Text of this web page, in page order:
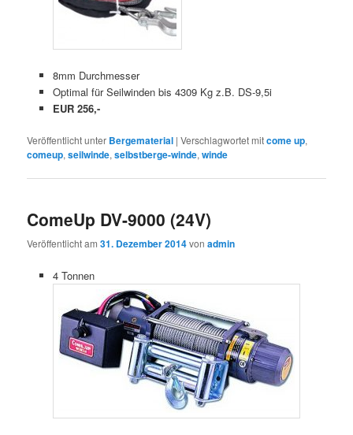
8mm Durchmesser
Optimal für Seilwinden bis 4309 Kg z.B. DS-9,5i
EUR 256,-
Veröffentlicht unter Bergematerial |Verschlagwortet mitcome up,
comeup,seilwinde,selbstberge-winde,winde
ComeUp DV-9000 (24V)
Veröffentlicht am31. Dezember 2014vonadmin
4 Tonnen